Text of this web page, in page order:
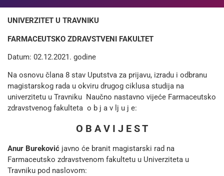
UNIVERZITET U TRAVNIKU
FARMACEUTSKO ZDRAVSTVENI FAKULTET
Datum: 02.12.2021. godine
Na osnovu člana 8 stav Uputstva za prijavu, izradu i odbranu
magistarskog rada u okviru drugog ciklusa studija na
univerzitetu u Travniku Naučno nastavno vijeće Farmaceutsko
zdravstvenog fakulteta o b j a v lj u j e:
O B A V I J E S T
Anur Bureković javno će branit magistarski rad na
Farmaceutsko zdravstvenom fakultetu u Univerziteta u
Travniku pod naslovom: